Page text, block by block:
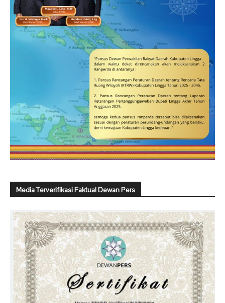
Media Terverifikasi Faktual Dewan Pers